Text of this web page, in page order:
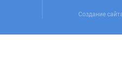
Создание